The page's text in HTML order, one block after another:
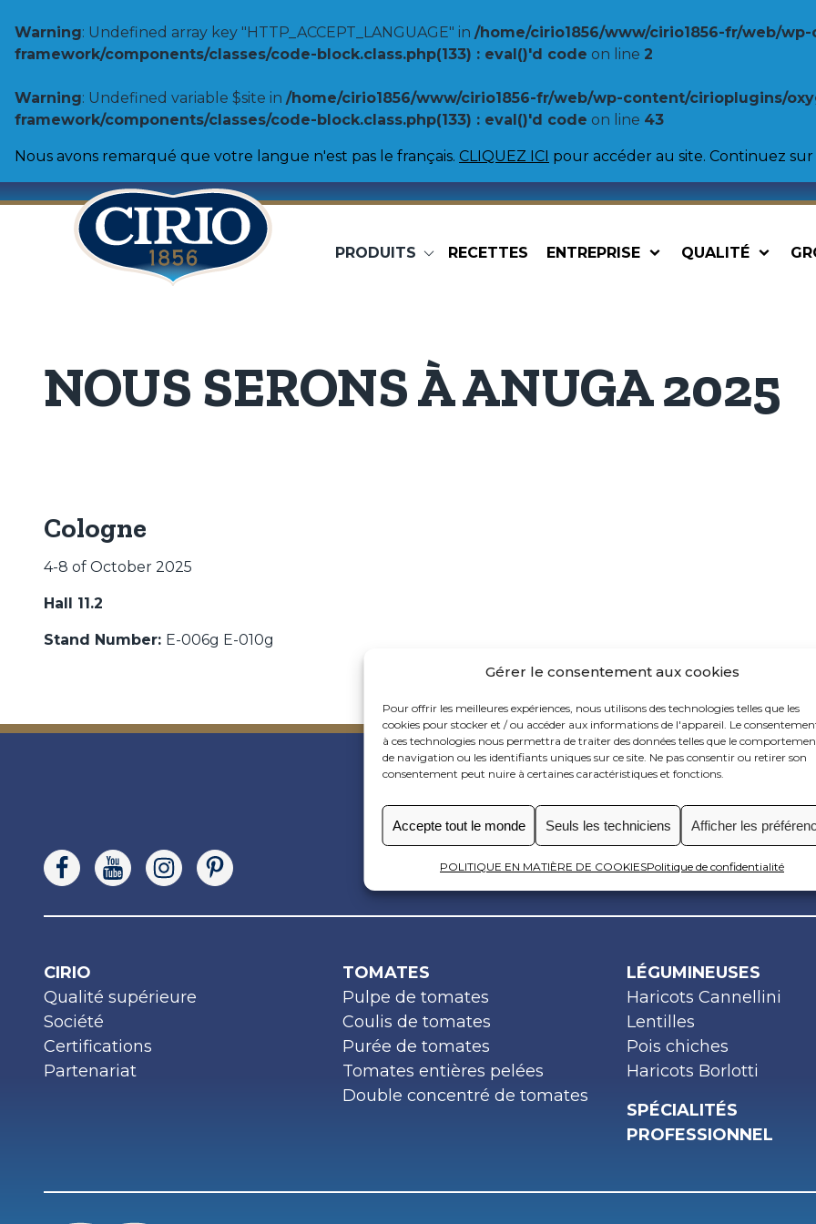
Gérer le consentement aux cookies
Pour offrir les meilleures expériences, nous utilisons des technologies telles que les
cookies pour stocker et / ou accéder aux informations de l'appareil. Le
à ces technologies nous permettra de traiter des données telles que le
de navigation ou les identifiants uniques sur ce site. Ne pas consentir ou retirer son
consentement peut nuire à certaines caractéristiques et fonctions.
Accepte tout le monde Seuls les techniciens Afficher les
POLITIQUE EN MATIÈRE DE COOKIESPolitique de confidentialité
Warning: Undefined array key "HTTP_ACCEPT_LANGUAGE" in /home/cirio1856/www/cirio1856-fr/web/
framework/components/classes/code-block.class.php(133) : eval()'d code on line 2
Warning: Undefined variable $site in /home/cirio1856/www/cirio1856-fr/web/wp-content/cirioplugins/
framework/components/classes/code-block.class.php(133) : eval()'d code on line 43
Nous avons remarqué que votre langue n'est pas le français. CLIQUEZ ICI pour accéder au site. Continuez
PRODUITS
Tomates
Tomates entières pelées
Double concentré de
Spécialités
Haricots
RECETTES ENTREPRISE QUALITÉ
NOUS SERONS À ANUGA 2025
Cologne
4-8 of October 2025
Hall 11.2
Stand Number: E-006g E-010g
CIRIO
Qualité supérieure
Société
Certifications
Partenariat
TOMATES
Pulpe de tomates
Coulis de tomates
Purée de tomates
Tomates entières pelées
Double concentré de tomates
LÉGUMINEUSES
Haricots Cannellini
Lentilles
Pois chiches
Haricots Borlotti
SPÉCIALITÉS
PROFESSIONNEL